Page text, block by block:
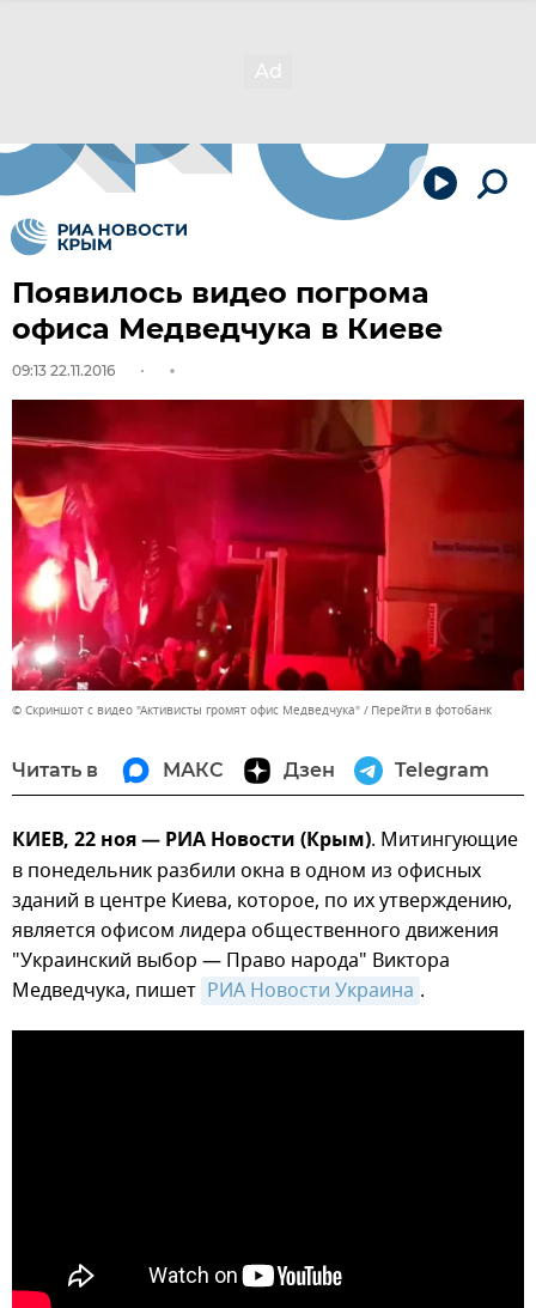
Появилось видео погрома
офиса Медведчука в Киеве
09:13 22.11.2016
© Скриншот с видео "Активисты громят офис Медведчука" Перейти в фотобанк
Читать в МАКС Дзен Telegram
КИЕВ, 22 ноя — РИА Новости (Крым). Митингующие
в понедельник разбили окна в одном из офисных
зданий в центре Киева, которое, по их утверждению,
является офисом лидера общественного движения
"Украинский выбор — Право народа" Виктора
Медведчука, пишет РИА Новости Украина .